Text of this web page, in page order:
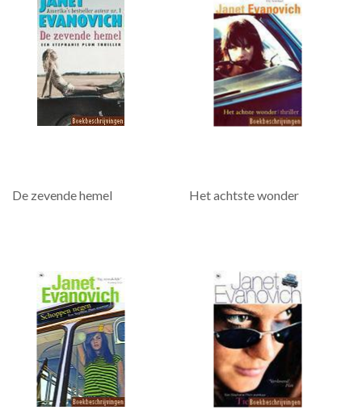
De zevende hemel Het achtste wonder